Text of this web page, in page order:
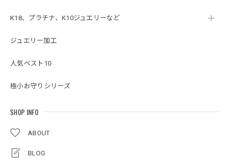
K18、プラチナ、K10ジュエリーなど
ジュエリー加工
人気ベスト10
極小お守りシリーズ
SHOP INFO
ABOUT
BLOG